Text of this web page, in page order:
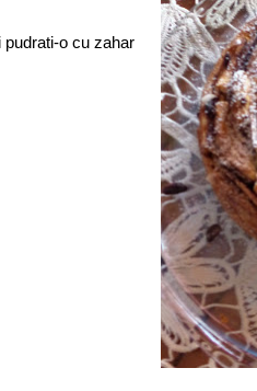
o cu zahar